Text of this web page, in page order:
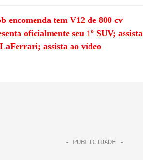
encomenda tem V12 de 800 cv
oficialmente seu 1º SUV; assista
assista ao vídeo